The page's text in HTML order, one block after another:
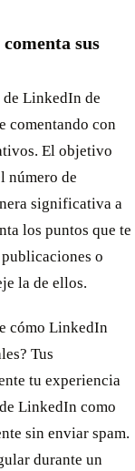
sus
LinkedIn de
comentando con
El objetivo
número de
significativa a
los puntos que te
o
la de ellos.
cómo LinkedIn
Tus
tu experiencia
LinkedIn como
sin enviar spam.
durante un